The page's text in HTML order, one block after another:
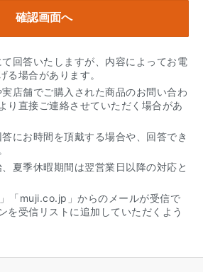
て回答いたしますが、内容によってお電
る場合があります。
実店舗でご購入された商品のお問い合わ
り直接ご連絡させていただく場合があ
にお時間を頂戴する場合や、回答でき
夏季休暇期間は翌営業日以降の対応と
「muji.co.jp」からのメールが受信で
を受信リストに追加していただくよう